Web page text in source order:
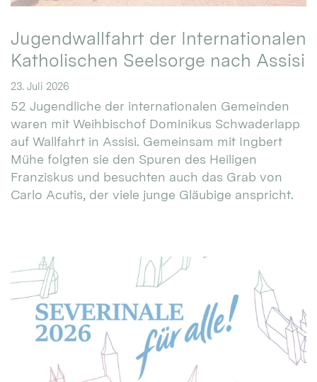
Jugendwallfahrt der Internationalen
Katholischen Seelsorge nach Assisi
23. Juli 2026
52 Jugendliche der internationalen Gemeinden
waren mit Weihbischof Dominikus Schwaderlapp
auf Wallfahrt in Assisi. Gemeinsam mit Ingbert
Mühe folgten sie den Spuren des Heiligen
Franziskus und besuchten auch das Grab von
Carlo Acutis, der viele junge Gläubige anspricht.